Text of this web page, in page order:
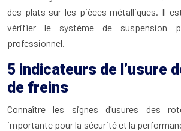
des plats sur les pièces métalliques. Il
vérifier le système de suspension
professionnel.
5 indicateurs de l’usure
de freins
Connaître les signes d’usures des
importante pour la sécurité et la